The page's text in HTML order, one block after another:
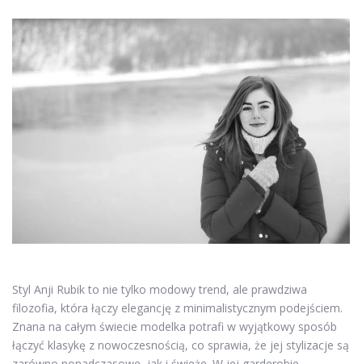
Styl Anji Rubik to nie tylko modowy trend, ale prawdziwa
filozofia, która łączy elegancję z minimalistycznym podejściem.
Znana na całym świecie modelka potrafi w wyjątkowy sposób
łączyć klasykę z nowoczesnością, co sprawia, że jej stylizacje są